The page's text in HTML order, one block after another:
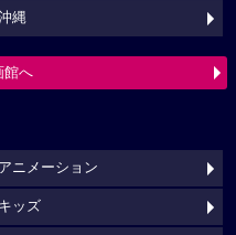
縄
館へ
アニメーション
キッズ